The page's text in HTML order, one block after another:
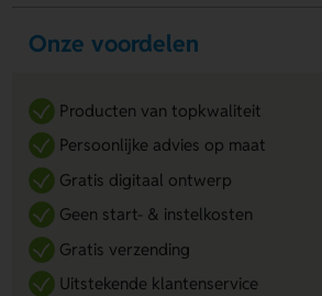
Onze voordelen
Producten van topkwaliteit
Persoonlijke advies op maat
Gratis digitaal ontwerp
Geen start- & instelkosten
Gratis verzending
Uitstekende klantenservice